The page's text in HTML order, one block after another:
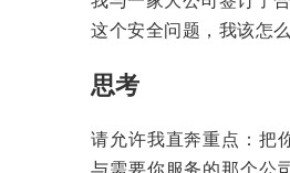
这个安全问题，我该怎
思考
请允许我直奔重点：把
与需要你服务的那个公